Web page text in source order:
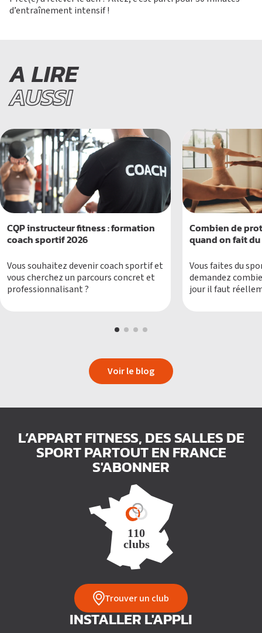
d’entraînement intensif !
A LIRE
AUSSI
CQP instructeur fitness : formation
coach sportif 2026
Vous souhaitez devenir coach sportif et
vous cherchez un parcours concret et
professionnalisant ?
Combien de
quand on fait du
Vous faites du
demandez
jour il faut
Voir le blog
L’APPART FITNESS, DES SALLES DE
SPORT PARTOUT EN FRANCE
S'ABONNER
Trouver un club
INSTALLER L'APPLI